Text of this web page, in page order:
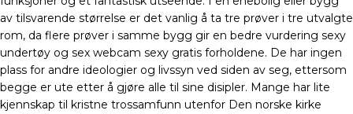
av tilsvarende størrelse er det vanlig å ta tre prøver i tre utvalgte
rom, da flere prøver i samme bygg gir en bedre vurdering sexy
undertøy og sex webcam sexy gratis forholdene. De har ingen
plass for andre ideologier og livssyn ved siden av seg, ettersom
begge er ute etter å gjøre alle til sine disipler. Mange har lite
kjennskap til kristne trossamfunn utenfor Den norske kirke